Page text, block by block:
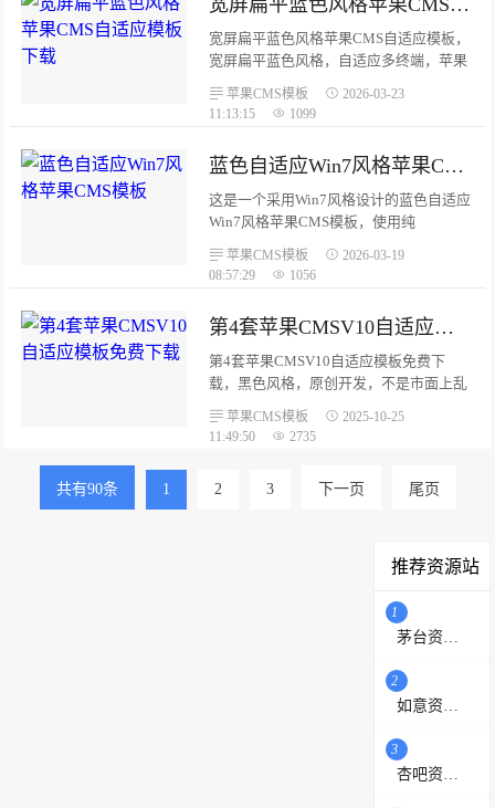
块，能够满足大部分影视站点的基础使用
需求。...
宽屏扁平蓝色风格苹果CMS自适应模板，
宽屏扁平蓝色风格，自适应多终端，苹果
计，响应式布局兼容多终端设备。使用纯
视频播放页核心功能。...
苹果CMS模板
2026-03-23
11:13:15
1099
蓝色自适应Win7风格苹果CMS模板
这是一个采用Win7风格设计的蓝色自适应
Win7风格苹果CMS模板，使用纯
架。模板具有良好的自适应能力，可在
框、经典的蓝绿配色方案。...
苹果CMS模板
2026-03-19
08:57:29
1056
第4套苹果CMSV10自适应模板免费下载
第4套苹果CMSV10自适应模板免费下
载，黑色风格，原创开发，不是市面上乱
CMSV10版本。模板非常简单，有首页、
内，后台选择该模板即可完成安装，代码
苹果CMS模板
2025-10-25
11:49:50
2735
共有90条 1 2 3 下一页 尾页
推荐资源站
1
2
3